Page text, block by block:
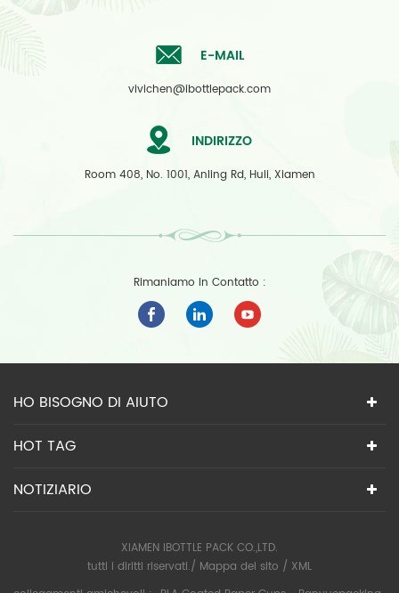
E-MAIL
vivichen@ibottlepack.com
INDIRIZZO
Room 408, No. 1001, Anling Rd, Huli, Xiamen
Rimaniamo In Contatto :
HO BISOGNO DI AIUTO
HOT TAG
NOTIZIARIO
XIAMEN IBOTTLE PACK CO.,LTD.
tutti i diritti riservati./ Mappa del sito / XML